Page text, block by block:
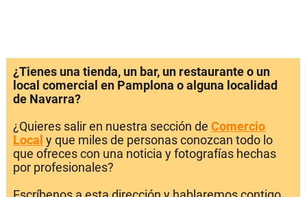
¿Tienes una tienda, un bar, un restaurante o un
local comercial en Pamplona o alguna localidad
de Navarra?
¿Quieres salir en nuestra sección de Comercio
Local y que miles de personas conozcan todo lo
que ofreces con una noticia y fotografías hechas
por profesionales?